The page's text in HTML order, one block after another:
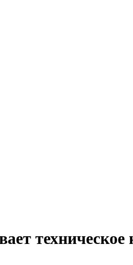
техническое